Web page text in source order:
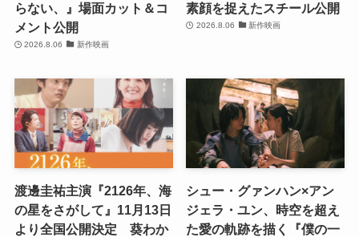
らない、』場面カット＆コ
メント公開
2026.8.06 新作映画
素顔を捉えたスチール公開
2026.8.06 新作映画
渡邊圭祐主演『2126年、海
の星をさがして』11月13日
より全国公開決定 葵わか
シュー・グァンハン×アン
ジェラ・ユン、時空を超え
た愛の軌跡を描く『僕の一